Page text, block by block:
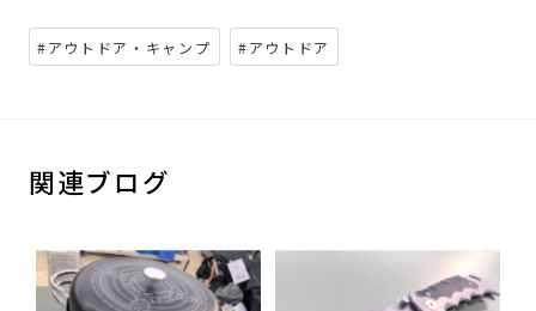
#アウトドア・キャンプ #アウトドア
関連ブログ